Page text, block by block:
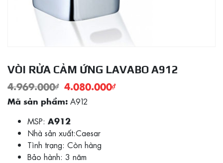
VÒI RỬA CẢM ỨNG LAVABO A912
4.969.000₫ 4.080.000₫
Mã sản phẩm: A912
MSP: A912
Nhà sản xuất:Caesar
Tình trạng: Còn hàng
Bảo hành: 3 năm